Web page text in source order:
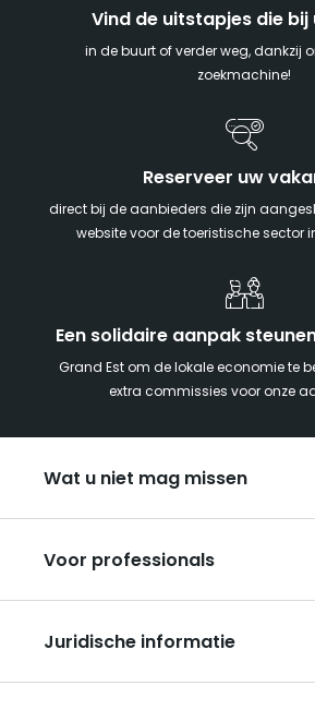
Vind de uitstapjes die bij
in de buurt of verder weg, dankzij
zoekmachine!
Reserveer uw
direct bij de aanbieders die zijn
website voor de toeristische sector
Een solidaire aanpak
Grand Est om de lokale economie te
extra commissies voor onze
Wat u niet mag missen
Met z’n tweeën
Kerst in Oost-Frankrijk
De Route des Vins d’Alsace
Voor professionals
Organiseer uw groepsreizen
Over ART GE
Juridische informatie